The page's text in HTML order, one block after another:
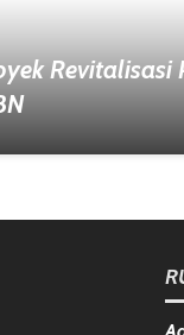
Revitalisasi